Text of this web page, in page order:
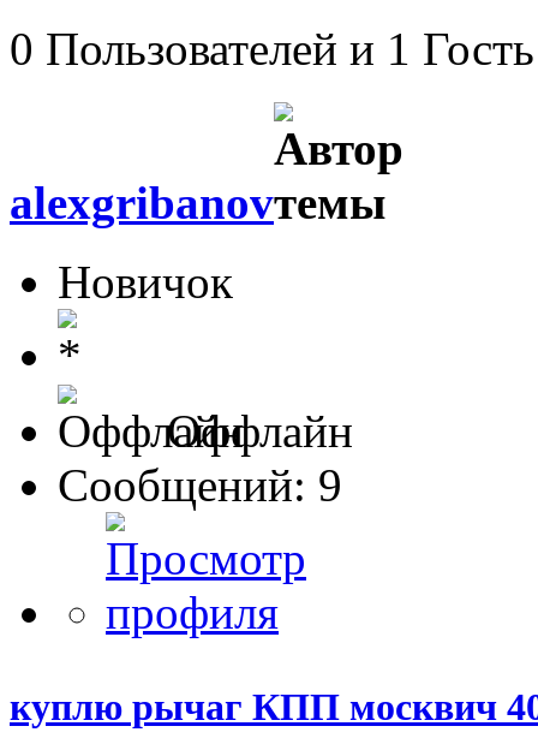
0 Пользователей и 1
alexgribanov
Новичок
Оффлайн
Сообщений: 9
куплю рычаг КПП москвич